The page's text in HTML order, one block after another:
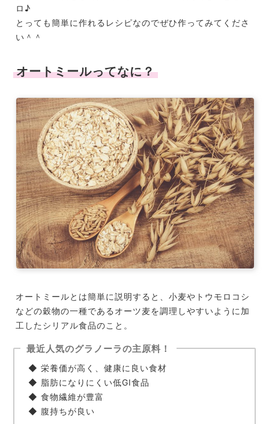
ロ♪
とっても簡単に作れるレシピなのでぜひ作ってみてくださ
い＾＾
オートミールってなに？
オートミールとは簡単に説明すると、小麦やトウモロコシ
などの穀物の一種であるオーツ麦を調理しやすいように加
工したシリアル食品のこと。
最近人気のグラノーラの主原料！
◆ 栄養価が高く、健康に良い食材
◆ 脂肪になりにくい低GI食品
◆ 食物繊維が豊富
◆ 腹持ちが良い